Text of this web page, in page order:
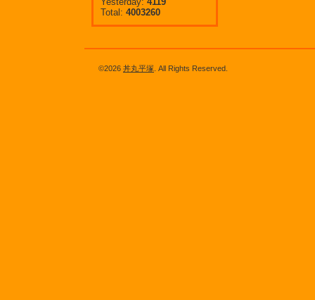
Total: 4003260
©2026 丼丸平塚 . All Rights Reserved.